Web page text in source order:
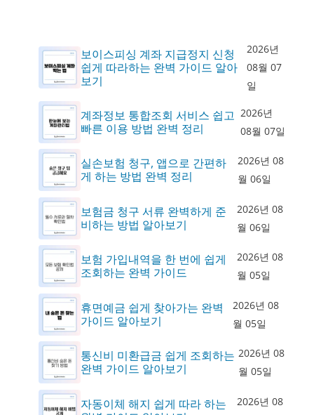
보이스피싱 계좌 지급정지 신청
쉽게 따라하는 완벽 가이드 알아
보기
2026년
08월 07
일
계좌정보 통합조회 서비스 쉽고
빠른 이용 방법 완벽 정리
2026년
08월 07일
실손보험 청구, 앱으로 간편하
게 하는 방법 완벽 정리
2026년 08
월 06일
보험금 청구 서류 완벽하게 준
비하는 방법 알아보기
2026년 08
월 06일
보험 가입내역을 한 번에 쉽게
조회하는 완벽 가이드
2026년 08
월 05일
휴면예금 쉽게 찾아가는 완벽
가이드 알아보기
2026년 08
월 05일
통신비 미환급금 쉽게 조회하는
완벽 가이드 알아보기
2026년 08
월 05일
자동이체 해지 쉽게 따라 하는
2026년 08